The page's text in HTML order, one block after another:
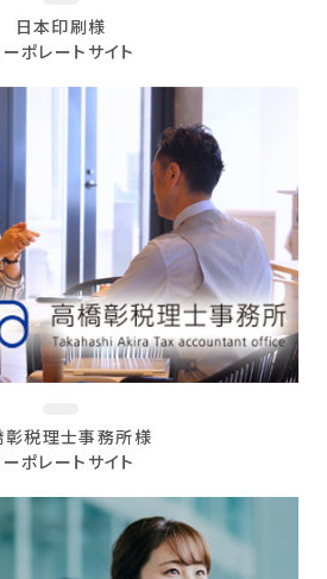
日本印刷様
ポレートサイト
彰税理士事務所様
ポレートサイト